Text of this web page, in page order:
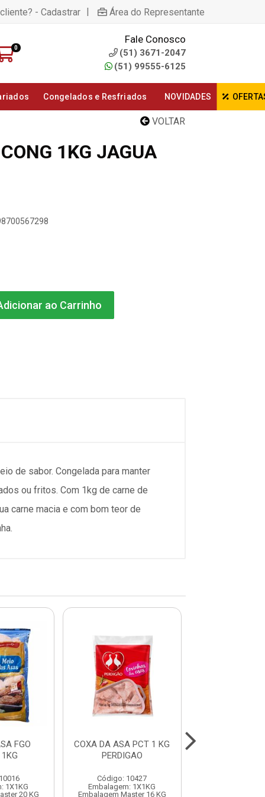
- Cadastrar | Área do Representante
0
Fale Conosco
(51) 3671-2047
(51) 99555-6125
Congelados e Resfriados NOVIDADES
VOLTAR
1KG JAGUA
ao Carrinho
de sabor. Congelada para manter
ou fritos. Com 1kg de carne de
carne macia e com bom teor de
FGO
1X1KG
20 KG
COXA DA ASA PCT 1 KG
PERDIGAO
Código: 10427
Embalagem: 1X1KG
Embalagem Master 16 KG